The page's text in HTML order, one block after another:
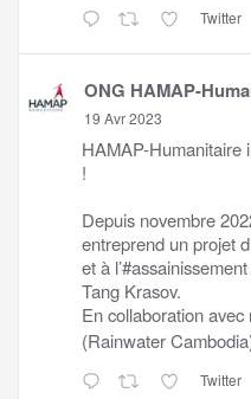
Twitter
ONG HAMAP-
19 Avr 2023
HAMAP-Humanitaire
!
Depuis novembre
entreprend un projet
et à
Tang Krasov.
En collaboration
(Rainwater
Twitter